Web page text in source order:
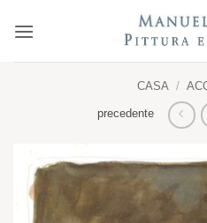
CASA /
precedente